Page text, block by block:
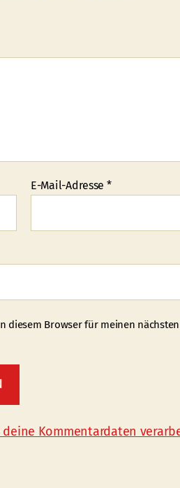
E-Mail-Adresse *
diesem Browser für meinen nächsten
deine Kommentardaten